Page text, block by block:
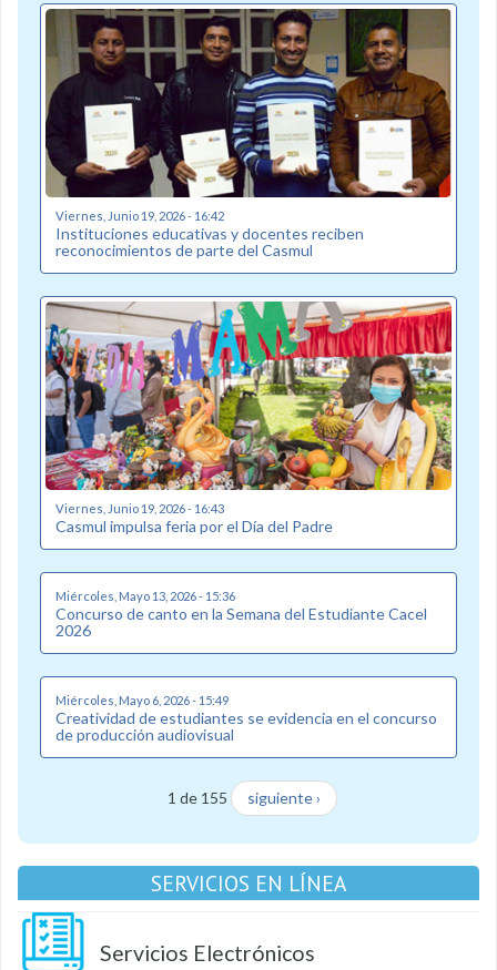
Viernes, Junio 19, 2026 - 16:42
Instituciones educativas y docentes reciben
reconocimientos de parte del Casmul
Viernes, Junio 19, 2026 - 16:43
Casmul impulsa feria por el Día del Padre
Miércoles, Mayo 13, 2026 - 15:36
Concurso de canto en la Semana del Estudiante Cacel
2026
Miércoles, Mayo 6, 2026 - 15:49
Creatividad de estudiantes se evidencia en el concurso
de producción audiovisual
1 de 155 siguiente ›
SERVICIOS EN LÍNEA
Servicios Electrónicos